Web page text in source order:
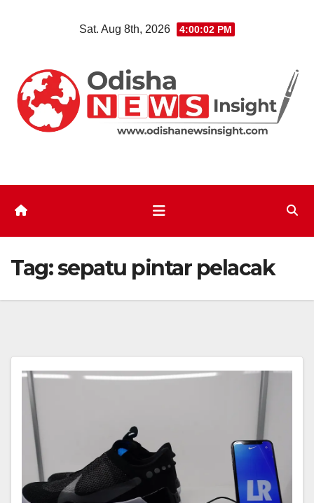
Sat. Aug 8th, 2026 4:00:03 PM
Tag:sepatu pintar pelacak